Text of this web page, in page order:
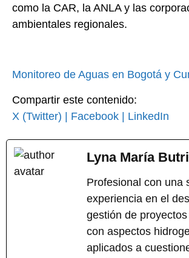
como la CAR, la ANLA y las
ambientales regionales.
Monitoreo de Aguas en Bogotá y
Compartir este contenido:
X (Twitter) | Facebook | LinkedIn
Lyna María
Profesional con una
experiencia en el
gestión de
con aspectos
aplicados a